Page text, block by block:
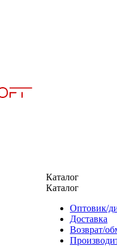
Каталог
Каталог
Оптовик/
Доставка
Возврат/